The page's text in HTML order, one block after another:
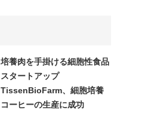
培養肉を手掛ける細胞性食品
スタートアップ
TissenBioFarm、細胞培養
コーヒーの生産に成功